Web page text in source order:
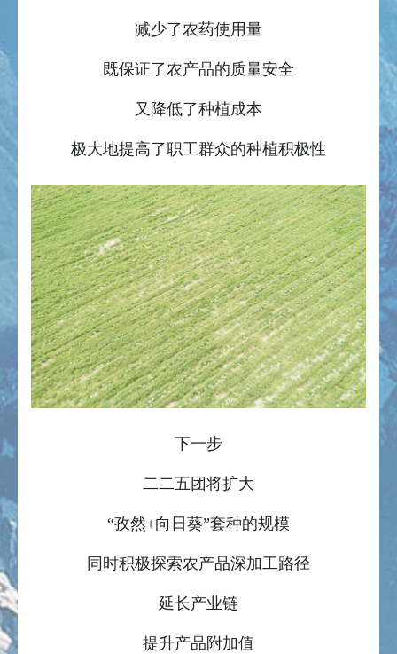
减少了农药使用量
既保证了农产品的质量安全
又降低了种植成本
极大地提高了职工群众的种植积极性
下一步
二二五团将扩大
“孜然+向日葵”套种的规模
同时积极探索农产品深加工路径
延长产业链
提升产品附加值